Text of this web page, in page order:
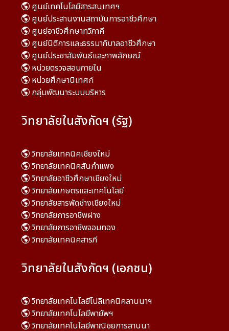
ศูนย์เทคโนโลยีสารสนเทศฯ
ศูนย์ประสานงานสถาบันการอาชีวศึกษา
ศูนย์อาชีวศึกษาทวิภาคี
ศูนย์นิติการและธรรมาภิบาลอาชีวศึกษา
ศูนย์ประชาสัมพันธ์และภาพลักษณ์
หน่วยตรวจสอบภายใน
หน่วยศึกษานิเทศก์
กลุ่มพัฒนาระบบบริหาร
วิทยาลัยในสังกัดฯ (รัฐ)
วิทยาลัยเทคนิคเชียงใหม่
วิทยาลัยเทคนิคสันกำแพง
วิทยาลัยอาชีวศึกษาเชียงใหม่
วิทยาลัยเกษตรและเทคโนโลยี
วิทยาลัยสารพัดช่างเชียงใหม่
วิทยาลัยการอาชีพฝาง
วิทยาลัยการอาชีพจอมทอง
วิทยาลัยเทคนิคสารภี
วิทยาลัยในสังกัดฯ (เอกชน)
วิทยาลัยเทคโนโลยีโปลิเทคนิคลานนาฯ
วิทยาลัยเทคโนโลยีพายัพฯ
วิทยาลัยเทคโนโลยีพาณิชยการลานนา